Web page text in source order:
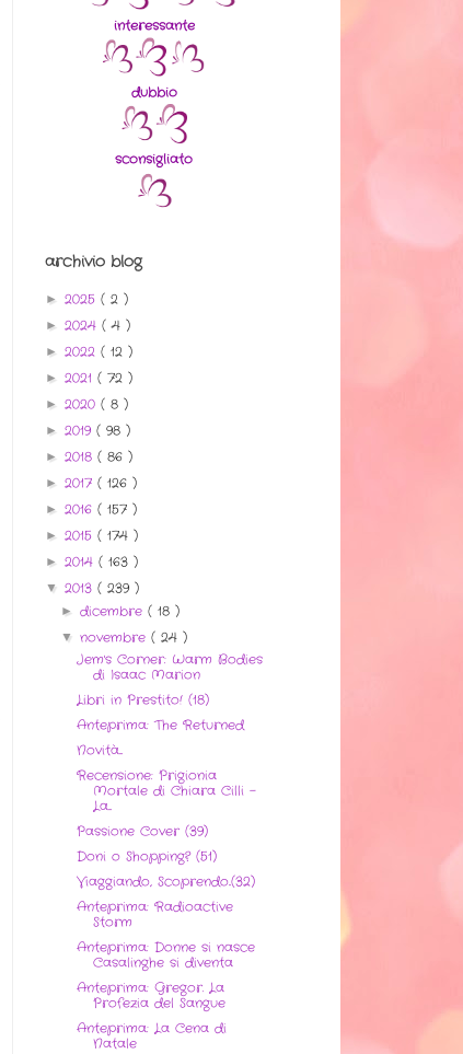
interessante
dubbio
sconsigliato
archivio blog
► 2025 ( 2 )
► 2024 ( 4 )
► 2022 ( 12 )
► 2021 ( 72 )
► 2020 ( 8 )
► 2019 ( 98 )
► 2018 ( 86 )
► 2017 ( 126 )
► 2016 ( 157 )
► 2015 ( 174 )
► 2014 ( 163 )
▼ 2013 ( 239 )
► dicembre ( 18 )
▼ novembre ( 24 )
Jem's Corner: Warm Bodies
di Isaac Marion
Libri in Prestito! (18)
Anteprima: The Returned
Novità...
Recensione: Prigionia
Mortale di Chiara Cilli -
La...
Passione Cover (39)
Doni o Shopping? (51)
Viaggiando, Scoprendo..(32)
Anteprima: Radioactive
Storm
Anteprima: Donne si nasce
Casalinghe si diventa
Anteprima: Gregor. La
Profezia del Sangue
Anteprima: La Cena di
Natale